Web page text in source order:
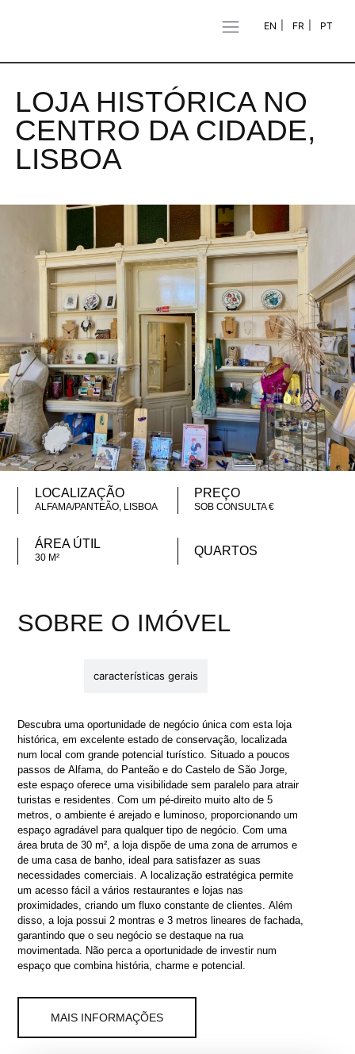
EN FR PT
LOJA HISTÓRICA NO
CENTRO DA CIDADE,
LISBOA
LOCALIZAÇÃO
ALFAMA/PANTEÃO, LISBOA
PREÇO
SOB CONSULTA €
ÁREA ÚTIL
30 M² QUARTOS
SOBRE O IMÓVEL
características gerais
Descubra uma oportunidade de negócio única com esta loja
histórica, em excelente estado de conservação, localizada
num local com grande potencial turístico. Situado a poucos
passos de Alfama, do Panteão e do Castelo de São Jorge,
este espaço oferece uma visibilidade sem paralelo para atrair
turistas e residentes. Com um pé-direito muito alto de 5
metros, o ambiente é arejado e luminoso, proporcionando um
espaço agradável para qualquer tipo de negócio. Com uma
área bruta de 30 m², a loja dispõe de uma zona de arrumos e
de uma casa de banho, ideal para satisfazer as suas
necessidades comerciais. A localização estratégica permite
um acesso fácil a vários restaurantes e lojas nas
proximidades, criando um fluxo constante de clientes. Além
disso, a loja possui 2 montras e 3 metros lineares de fachada,
garantindo que o seu negócio se destaque na rua
movimentada. Não perca a oportunidade de investir num
espaço que combina história, charme e potencial.
MAIS INFORMAÇÕES